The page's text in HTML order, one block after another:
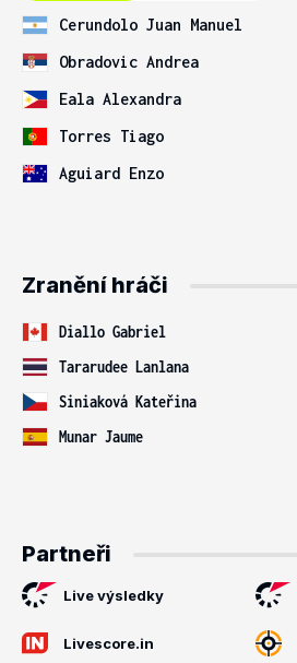
Cerundolo Juan Manuel
Obradovic Andrea
Eala Alexandra
Torres Tiago
Aguiard Enzo
Zranění hráči
Diallo Gabriel
Tararudee Lanlana
Siniaková Kateřina
Munar Jaume
Partneři
Live výsledky
Livescore.in